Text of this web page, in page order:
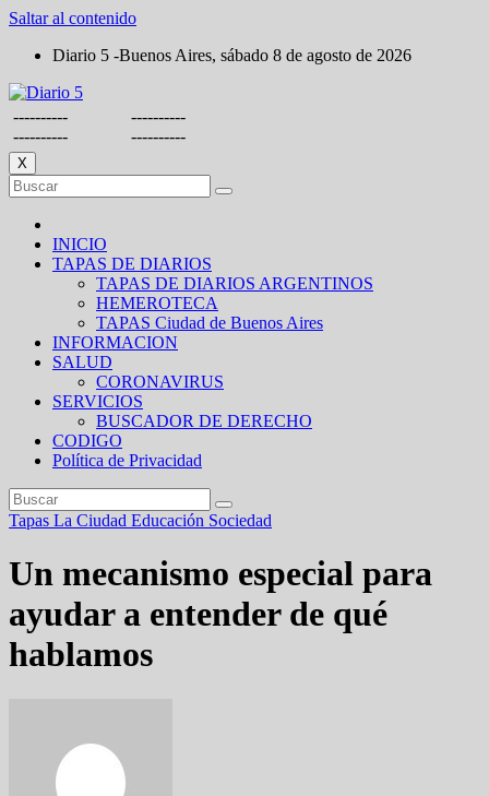
Saltar al contenido
Diario 5 -Buenos Aires, sábado 8 de agosto de 2026
----------
----------
----------
----------
X
INICIO
TAPAS DE DIARIOS
TAPAS DE DIARIOS ARGENTINOS
HEMEROTECA
TAPAS Ciudad de Buenos Aires
INFORMACION
SALUD
CORONAVIRUS
SERVICIOS
BUSCADOR DE DERECHO
CODIGO
Política de Privacidad
Tapas La Ciudad Educación Sociedad
Un mecanismo especial para
ayudar a entender de qué
hablamos